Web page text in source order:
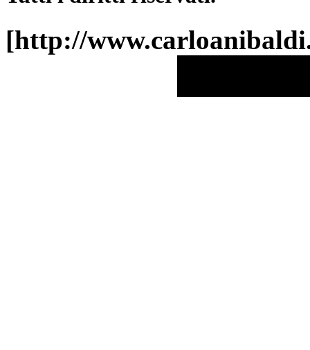
[http://